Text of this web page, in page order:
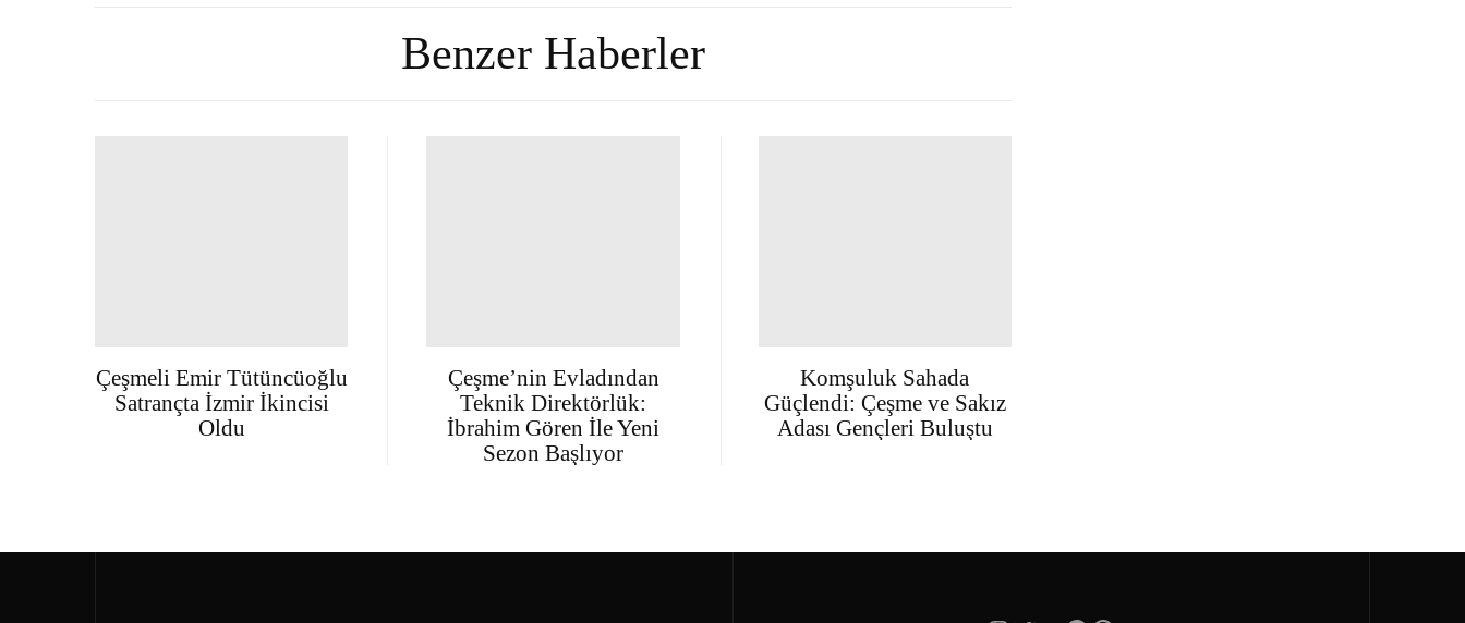
Benzer Haberler
Çeşmeli Emir Tütüncüoğlu
Satrançta İzmir İkincisi
Oldu
Çeşme’nin Evladından
Teknik Direktörlük:
İbrahim Gören İle Yeni
Sezon Başlıyor
Komşuluk Sahada
Güçlendi: Çeşme ve Sakız
Adası Gençleri Buluştu